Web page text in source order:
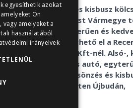
Az autóbérlés és kisbusz
Budapest és Pest Vármegye
gyorsan, egyszerűen és
feltételekkel érhető el a
autókölcsönző Kft-nél. Alsó-,
nagykategóriás autó,
mikrobusz kölcsönzés és
bérlés Budapesten Újbudán,
egyesíthetik azokat
Ön
amelyeket a
használatából
irányelvek